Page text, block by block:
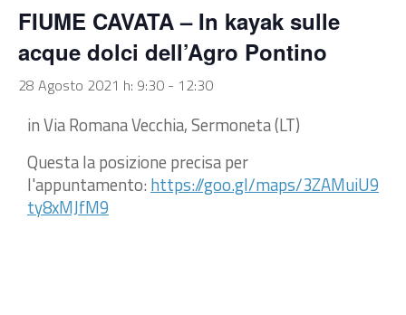
FIUME CAVATA – In kayak sulle
acque dolci dell’Agro Pontino
28 Agosto 2021 h: 9:30 - 12:30
in Via Romana Vecchia, Sermoneta (LT)
Questa la posizione precisa per
l'appuntamento: https://goo.gl/maps/3ZAMuiU9
ty8xMJfM9